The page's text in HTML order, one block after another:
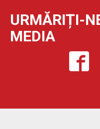
URMĂRIȚI-
MEDIA